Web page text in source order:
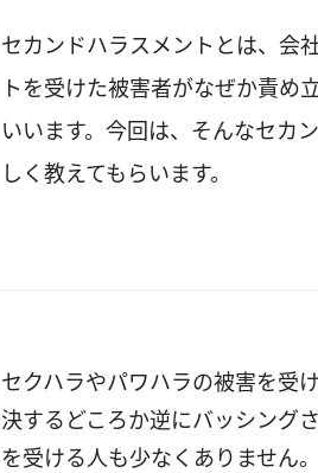
セカンドハラスメントとは、会
トを受けた被害者がなぜか責め
いいます。今回は、そんなセカ
しく教えてもらいます。
セクハラやパワハラの被害を受
決するどころか逆にバッシング
を受ける人も少なくありません。